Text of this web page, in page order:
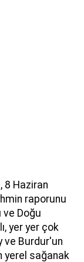
8 Haziran
raporunu
ve Doğu
yer yer çok
ve Burdur'un
yerel sağanak